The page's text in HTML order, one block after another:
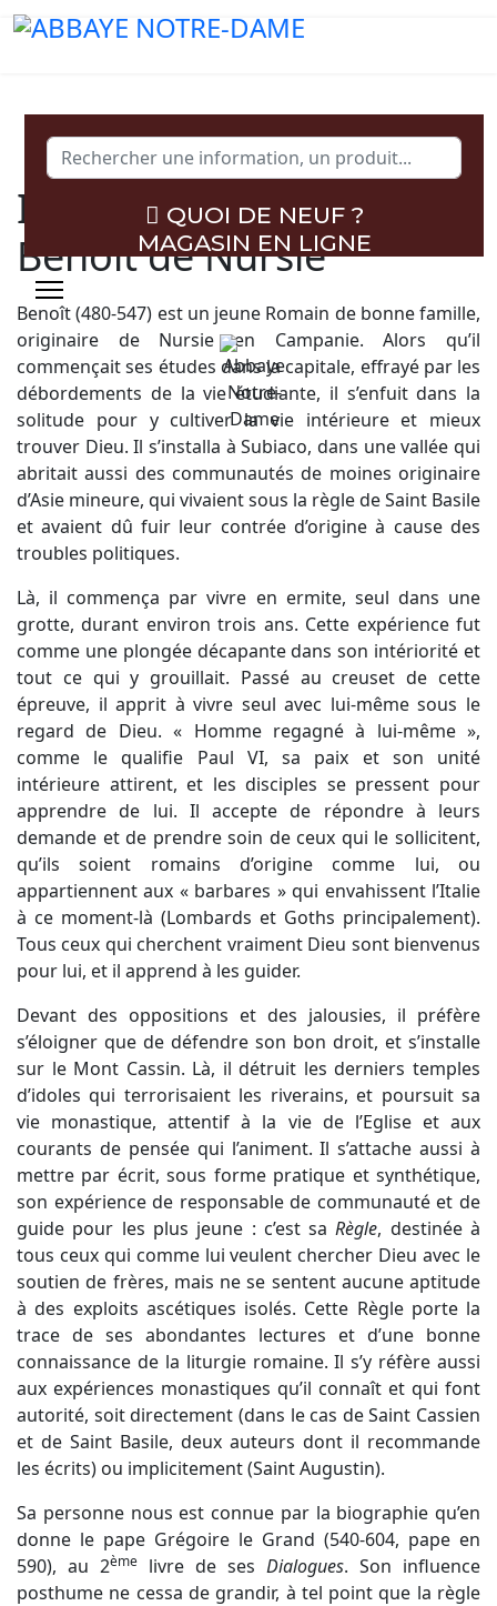
Rechercher
QUOI DE NEUF ?
MAGASIN EN LIGNE
Il y eut un homme,
Benoît de Nursie
Benoît (480-547) est un jeune Romain de bonne famille,
originaire de Nursie en Campanie. Alors qu’il
commençait ses études dans la capitale, effrayé par les
débordements de la vie étudiante, il s’enfuit dans la
solitude pour y cultiver la vie intérieure et mieux
trouver Dieu. Il s’installa à Subiaco, dans une vallée qui
abritait aussi des communautés de moines originaire
d’Asie mineure, qui vivaient sous la règle de Saint Basile
et avaient dû fuir leur contrée d’origine à cause des
troubles politiques.
Là, il commença par vivre en ermite, seul dans une
grotte, durant environ trois ans. Cette expérience fut
comme une plongée décapante dans son intériorité et
tout ce qui y grouillait. Passé au creuset de cette
épreuve, il apprit à vivre seul avec lui-même sous le
regard de Dieu. « Homme regagné à lui-même »,
comme le qualifie Paul VI, sa paix et son unité
intérieure attirent, et les disciples se pressent pour
apprendre de lui. Il accepte de répondre à leurs
demande et de prendre soin de ceux qui le sollicitent,
qu’ils soient romains d’origine comme lui, ou
appartiennent aux « barbares » qui envahissent l’Italie
à ce moment-là (Lombards et Goths principalement).
Tous ceux qui cherchent vraiment Dieu sont bienvenus
pour lui, et il apprend à les guider.
Devant des oppositions et des jalousies, il préfère
s’éloigner que de défendre son bon droit, et s’installe
sur le Mont Cassin. Là, il détruit les derniers temples
d’idoles qui terrorisaient les riverains, et poursuit sa
vie monastique, attentif à la vie de l’Eglise et aux
courants de pensée qui l’animent. Il s’attache aussi à
mettre par écrit, sous forme pratique et synthétique,
son expérience de responsable de communauté et de
guide pour les plus jeune : c’est saRègle, destinée à
tous ceux qui comme lui veulent chercher Dieu avec le
soutien de frères, mais ne se sentent aucune aptitude
à des exploits ascétiques isolés. Cette Règle porte la
trace de ses abondantes lectures et d’une bonne
connaissance de la liturgie romaine. Il s’y réfère aussi
aux expériences monastiques qu’il connaît et qui font
autorité, soit directement (dans le cas de Saint Cassien
et de Saint Basile, deux auteurs dont il recommande
les écrits) ou implicitement (Saint Augustin).
Sa personne nous est connue par la biographie qu’en
donne le pape Grégoire le Grand (540-604, pape en
590), au 2ème livre de ses Dialogues. Son influence
posthume ne cessa de grandir, à tel point que la règle